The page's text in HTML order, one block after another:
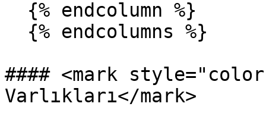
#### <mark
Varlıkları</mark>